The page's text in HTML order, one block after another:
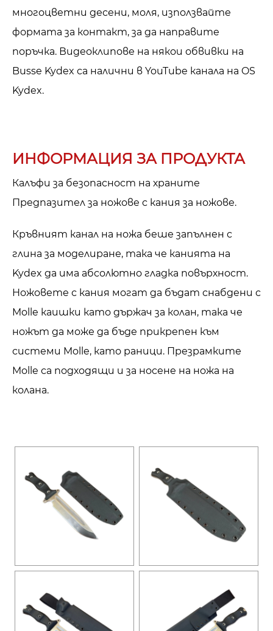
многоцветни десени, моля, използвайте
формата за контакт, за да направите
поръчка. Видеоклипове на някои обвивки на
Busse Kydex са налични в YouTube канала на OS
Kydex.
ИНФОРМАЦИЯ ЗА ПРОДУКТА
Калъфи за безопасност на храните
Предпазител за ножове с кания за ножове.
Кръвният канал на ножа беше запълнен с
глина за моделиране, така че канията на
Kydex да има абсолютно гладка повърхност.
Ножовете с кания могат да бъдат снабдени с
Molle каишки като държач за колан, така че
ножът да може да бъде прикрепен към
системи Molle, като раници. Презрамките
Molle са подходящи и за носене на ножа на
колана.